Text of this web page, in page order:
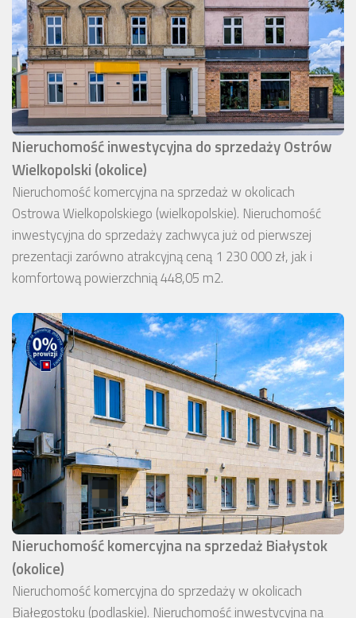
Nieruchomość inwestycyjna do sprzedaży Ostrów
Wielkopolski (okolice)
Nieruchomość komercyjna na sprzedaż w okolicach
Ostrowa Wielkopolskiego (wielkopolskie). Nieruchomość
inwestycyjna do sprzedaży zachwyca już od pierwszej
prezentacji zarówno atrakcyjną ceną 1 230 000 zł, jak i
komfortową powierzchnią 448,05 m2.
Nieruchomość komercyjna na sprzedaż Białystok
(okolice)
Nieruchomość komercyjna do sprzedaży w okolicach
Białegostoku (podlaskie). Nieruchomość inwestycyjna na